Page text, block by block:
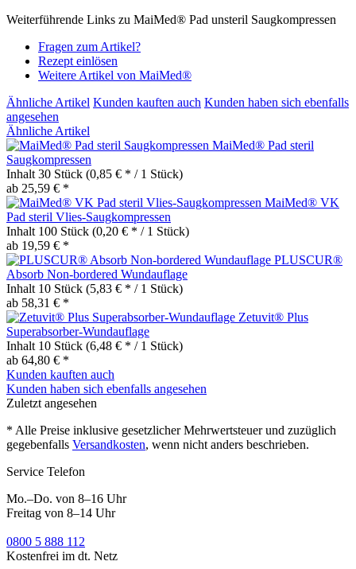
Weiterführende Links zu MaiMed® Pad unsteril Saugkompressen
Fragen zum Artikel?
Rezept einlösen
Weitere Artikel von MaiMed®
Ähnliche Artikel Kunden kauften auch Kunden haben sich ebenfalls
angesehen
Ähnliche Artikel
MaiMed® Pad steril
Saugkompressen
Inhalt 30 Stück (0,85 € * / 1 Stück)
ab 25,59 € *
MaiMed® VK
Pad steril Vlies-Saugkompressen
Inhalt 100 Stück (0,20 € * / 1 Stück)
ab 19,59 € *
PLUSCUR®
Absorb Non-bordered Wundauflage
Inhalt 10 Stück (5,83 € * / 1 Stück)
ab 58,31 € *
Zetuvit® Plus
Superabsorber-Wundauflage
Inhalt 10 Stück (6,48 € * / 1 Stück)
ab 64,80 € *
Kunden kauften auch
Kunden haben sich ebenfalls angesehen
Zuletzt angesehen
* Alle Preise inklusive gesetzlicher Mehrwertsteuer und zuzüglich
gegebenfalls Versandkosten, wenn nicht anders beschrieben.
Service Telefon
Mo.–Do. von 8–16 Uhr
Freitag von 8–14 Uhr
0800 5 888 112
Kostenfrei im dt. Netz